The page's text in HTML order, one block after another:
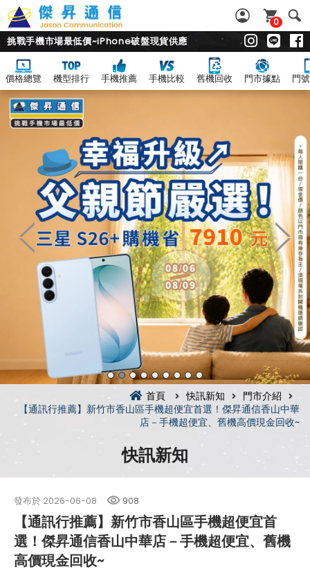
0
挑戰手機市場最低價~iPhone破盤現貨供應
價格總覽 機型排行 手機推薦 手機比較 舊機回收 門市據點 門
首頁 快訊新知
門市介紹
【通訊行推薦】新竹市香山區手機超便宜首選！傑昇通信香山中華
店－手機超便宜、舊機高價現金回收~
快訊新知
發布於 2026-06-08 908
【通訊行推薦】新竹市香山區手機超便宜首
選！傑昇通信香山中華店－手機超便宜、舊機
高價現金回收~